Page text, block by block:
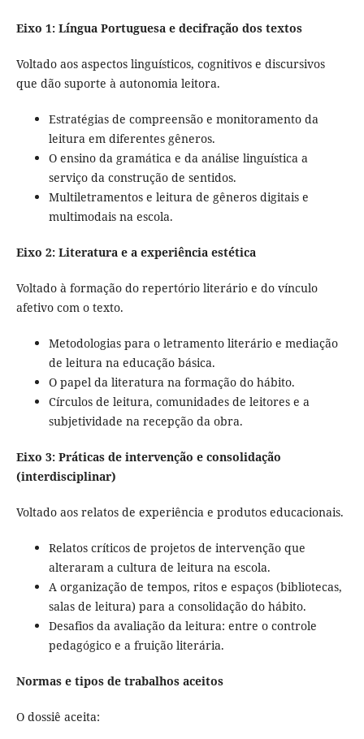
Eixo 1: Língua Portuguesa e decifração dos textos
Voltado aos aspectos linguísticos, cognitivos e discursivos
que dão suporte à autonomia leitora.
Estratégias de compreensão e monitoramento da
leitura em diferentes gêneros.
O ensino da gramática e da análise linguística a
serviço da construção de sentidos.
Multiletramentos e leitura de gêneros digitais e
multimodais na escola.
Eixo 2: Literatura e a experiência estética
Voltado à formação do repertório literário e do vínculo
afetivo com o texto.
Metodologias para o letramento literário e mediação
de leitura na educação básica.
O papel da literatura na formação do hábito.
Círculos de leitura, comunidades de leitores e a
subjetividade na recepção da obra.
Eixo 3: Práticas de intervenção e consolidação
(interdisciplinar)
Voltado aos relatos de experiência e produtos educacionais.
Relatos críticos de projetos de intervenção que
alteraram a cultura de leitura na escola.
A organização de tempos, ritos e espaços (bibliotecas,
salas de leitura) para a consolidação do hábito.
Desafios da avaliação da leitura: entre o controle
pedagógico e a fruição literária.
Normas e tipos de trabalhos aceitos
O dossiê aceita: